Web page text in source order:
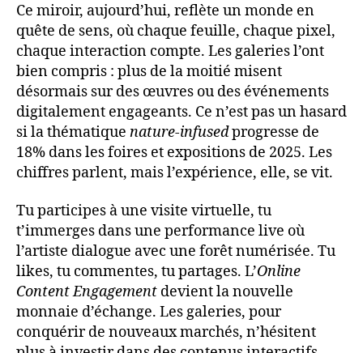
Ce miroir, aujourd’hui, reflète un monde en
quête de sens, où chaque feuille, chaque pixel,
chaque interaction compte. Les galeries l’ont
bien compris : plus de la moitié misent
désormais sur des œuvres ou des événements
digitalement engageants. Ce n’est pas un hasard
si la thématique nature-infusedprogresse de
18% dans les foires et expositions de 2025. Les
chiffres parlent, mais l’expérience, elle, se vit.
Tu participes à une visite virtuelle, tu
t’immerges dans une performance live où
l’artiste dialogue avec une forêt numérisée. Tu
likes, tu commentes, tu partages. L’Online
Content Engagement devient la nouvelle
monnaie d’échange. Les galeries, pour
conquérir de nouveaux marchés, n’hésitent